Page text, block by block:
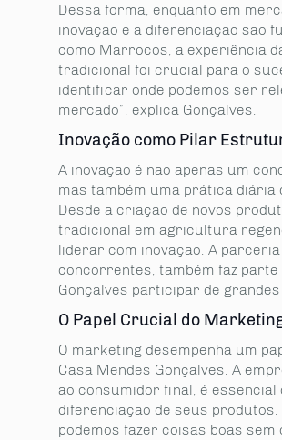
Dessa forma, enquanto em
inovação e a diferenciação são
como Marrocos, a experiência
tradicional foi crucial para o
identificar onde podemos ser
mercado”, explica Gonçalves.
Inovação como Pilar
A inovação é não apenas um
mas também uma prática diária
Desde a criação de novos
tradicional em agricultura
liderar com inovação. A
concorrentes, também faz
Gonçalves participar de
O Papel Crucial do
O marketing desempenha um
Casa Mendes Gonçalves. A
ao consumidor final, é
diferenciação de seus produtos.
podemos fazer coisas boas